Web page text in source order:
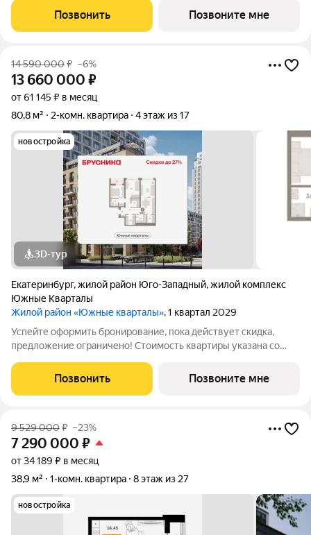
особенность масштабный двор-парк с зонами для спорта, игр и
отдыха, свободный от
Позвонить Позвоните мне
14 590 000₽ –6%
13 660 000 ₽
от 61 145 ₽ в месяц
80,8 м²
2-комн. квартира 4 этаж из 17
новостройка
3D-тур
Екатеринбург,жилой район Юго-Западный,жилой комплекс
Южные Кварталы
Жилой район «Южные кварталы», 1 квартал 2029
Успейте оформить бронирование, пока действует скидка,
предложение ограничено! Стоимость квартиры указана со
вопросам звоните в офис продаж, мы вам все подробно
расскажем. Просторная 2-комн.
Позвонить Позвоните мне
9 529 000₽ –23%
7 290 000 ₽
от 34 189 ₽ в месяц
38,9 м²
1-комн. квартира 8 этаж из 27
новостройка